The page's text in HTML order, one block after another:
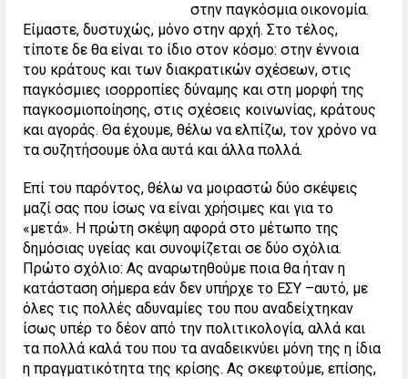
στην παγκόσμια οικονομία.
Είμαστε, δυστυχώς, μόνο στην αρχή. Στο τέλος,
τίποτε δε θα είναι το ίδιο στον κόσμο: στην έννοια
του κράτους και των διακρατικών σχέσεων, στις
παγκόσμιες ισορροπίες δύναμης και στη μορφή της
παγκοσμιοποίησης, στις σχέσεις κοινωνίας, κράτους
και αγοράς. Θα έχουμε, θέλω να ελπίζω, τον χρόνο να
τα συζητήσουμε όλα αυτά και άλλα πολλά.
Επί του παρόντος, θέλω να μοιραστώ δύο σκέψεις
μαζί σας που ίσως να είναι χρήσιμες και για το
«μετά». Η πρώτη σκέψη αφορά στο μέτωπο της
δημόσιας υγείας και συνοψίζεται σε δύο σχόλια.
Πρώτο σχόλιο: Ας αναρωτηθούμε ποια θα ήταν η
κατάσταση σήμερα εάν δεν υπήρχε το ΕΣΥ –αυτό, με
όλες τις πολλές αδυναμίες του που αναδείχτηκαν
ίσως υπέρ το δέον από την πολιτικολογία, αλλά και
τα πολλά καλά του που τα αναδεικνύει μόνη της η ίδια
η πραγματικότητα της κρίσης. Ας σκεφτούμε, επίσης,